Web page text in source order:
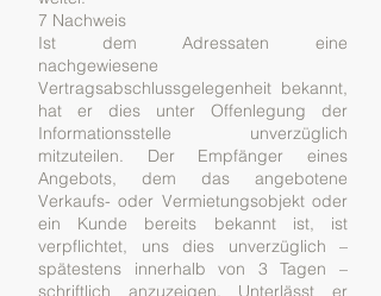
7 Nachweis
Ist dem Adressaten eine
nachgewiesene
Vertragsabschlussgelegenheit bekannt,
hat er dies unter Offenlegung der
Informationsstelle unverzüglich
mitzuteilen. Der Empfänger eines
Angebots, dem das angebotene
Verkaufs- oder Vermietungsobjekt oder
ein Kunde bereits bekannt ist, ist
verpflichtet, uns dies unverzüglich –
spätestens innerhalb von 3 Tagen –
schriftlich anzuzeigen. Unterlässt er